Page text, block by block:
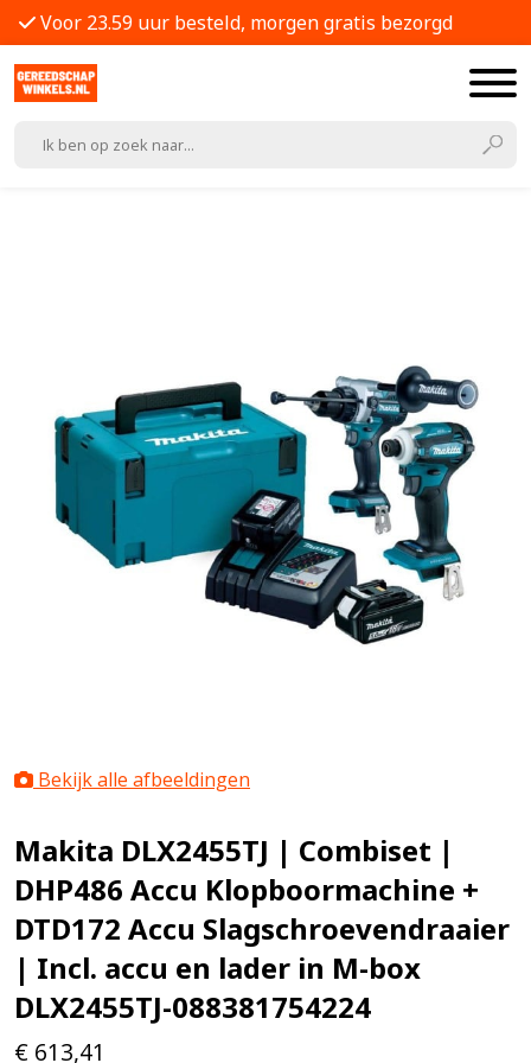
Voor 23.59 uur besteld, morgen gratis bezorgd
Bekijk alle afbeeldingen
Makita DLX2455TJ | Combiset |
DHP486 Accu Klopboormachine +
DTD172 Accu Slagschroevendraaier
| Incl. accu en lader in M-box
DLX2455TJ-088381754224
€ 613,41